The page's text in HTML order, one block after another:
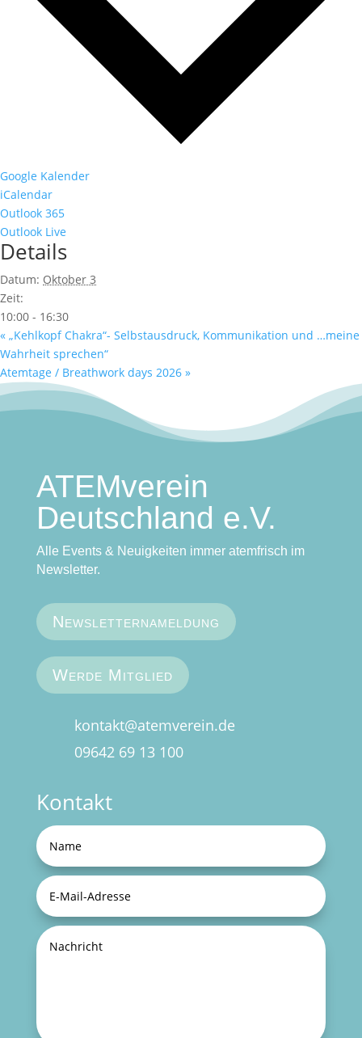
Google Kalender
iCalendar
Outlook 365
Outlook Live
Details
Datum: Oktober 3
Zeit:
10:00 - 16:30
« „Kehlkopf Chakra“- Selbstausdruck, Kommunikation und …meine
Wahrheit sprechen“
Atemtage / Breathwork days 2026 »
ATEMverein
Deutschland e.V.
Alle Events & Neuigkeiten immer atemfrisch im
Newsletter.
Newsletternameldung
Werde Mitglied
kontakt@atemverein.de
09642 69 13 100
Kontakt